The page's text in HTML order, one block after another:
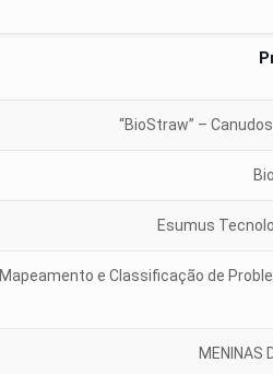
“BioStraw” –
Esumus
Mapeamento e Classificação de
MENINAS